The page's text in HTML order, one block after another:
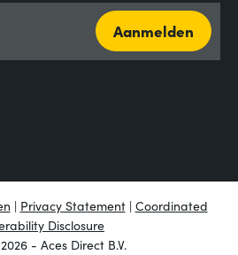
Aanmelden
| Privacy Statement| Coordinated
Disclosure
- Aces Direct B.V.